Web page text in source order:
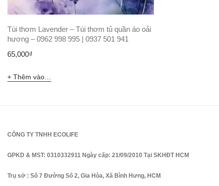
Túi thơm Lavender – Túi thơm tủ quần áo oải
hương – 0962 998 995 | 0937 501 941
65,000₫
Thêm vào giỏ hàng
CÔNG TY TNHH ECOLIFE
GPKD & MST: 0310332911 Ngày cấp: 21/09/2010 Tại SKHĐT HCM
Trụ sở : Số 7 Đường Số 2, Gia Hòa, Xã Bình Hưng, HCM